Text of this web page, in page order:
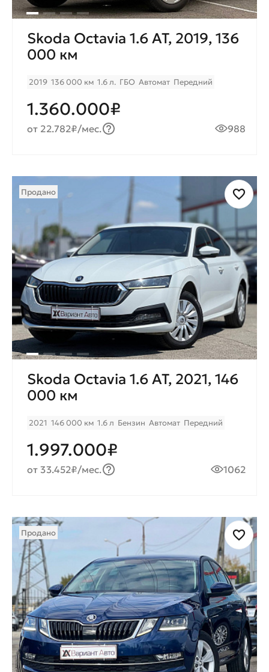
Skoda Octavia 1.6 AT, 2019, 136
000 км
2019 136 000 км 1.6 л. ГБО Автомат Передний
1.360.000₽
от 22.782₽/мес. 988
Продано
Skoda Octavia 1.6 AT, 2021, 146
000 км
2021 146 000 км 1.6 л Бензин Автомат Передний
1.997.000₽
от 33.452₽/мес. 1062
Продано